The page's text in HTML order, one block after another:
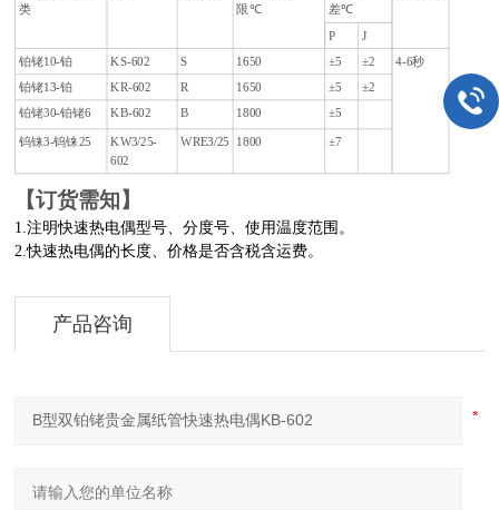
类
限℃
差℃
P
J
铂铑10-铂
KS-602 S 1650 ±5 ±2
4-6秒
铂铑13-铂
KR-602 R 1650 ±5
±2
铂铑30-铂铑6
KB-602 B 1800 ±5
钨铼3-钨铼25
KW3/25-
602
WRE3/25 1800 ±7
【订货需知】
1.注明快速热电偶型号、分度号、使用温度范围。
2.快速热电偶的长度、价格是否含税含运费。
产品咨询